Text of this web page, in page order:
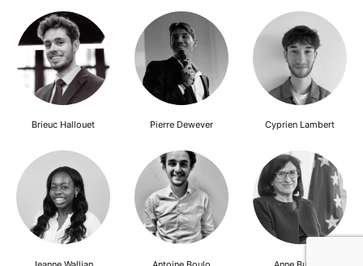
Brieuc Hallouet Pierre Dewever Cyprien Lambert